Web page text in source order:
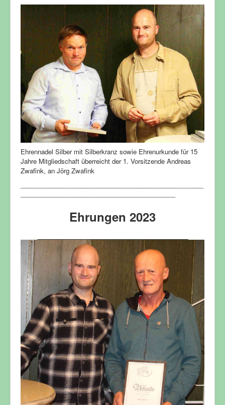
Ehrennadel Silber mit Silberkranz sowie Ehrenurkunde für 15
Jahre Mitgliedschaft überreicht der 1. Vorsitzende Andreas
Zwafink, an Jörg Zwafink
Ehrungen 2023